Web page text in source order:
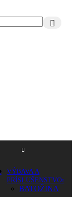
VÝBAVA A
PRÍSLUŠENSTVO
BATOŽINA